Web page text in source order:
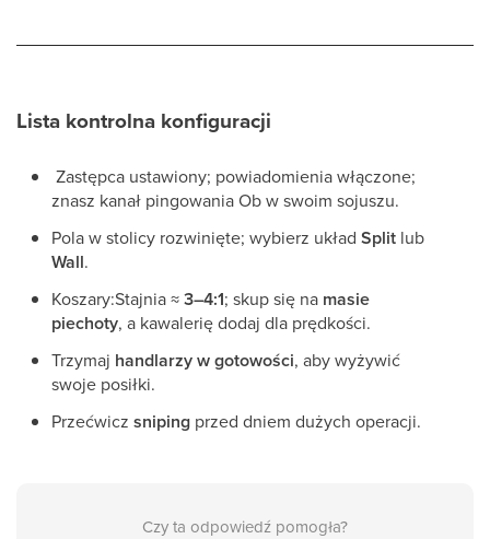
Lista kontrolna konfiguracji
Zastępca ustawiony; powiadomienia włączone;
znasz kanał pingowania Ob w swoim sojuszu.
Pola w stolicy rozwinięte; wybierz układ Split lub
Wall.
Koszary:Stajnia ≈3–4:1; skup się na masie
piechoty, a kawalerię dodaj dla prędkości.
Trzymaj handlarzy w gotowości, aby wyżywić
swoje posiłki.
Przećwicz sniping przed dniem dużych operacji.
Czy ta odpowiedź pomogła?